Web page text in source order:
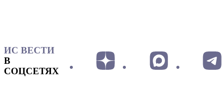
ИС ВЕСТИ
В
СОЦСЕТЯХ